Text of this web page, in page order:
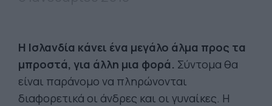
Η Ισλανδία κάνει ένα μεγάλο άλμα προς τα
μπροστά, για άλλη μια φορά. Σύντομα θα
είναι παράνομο να πληρώνονται
διαφορετικά οι άνδρες και οι γυναίκες. Η